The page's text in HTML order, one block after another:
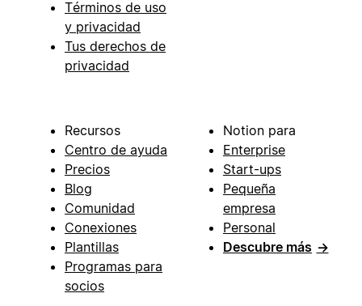
Términos de uso
y privacidad
Tus derechos de
privacidad
Recursos
Centro de ayuda
Precios
Blog
Comunidad
Conexiones
Plantillas
Programas para
socios
Notion para
Enterprise
Start-ups
Pequeña
empresa
Personal
Descubre más →